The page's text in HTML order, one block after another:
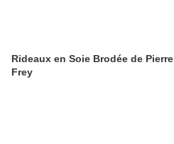
Rideaux en Soie Brodée de Pierre
Frey